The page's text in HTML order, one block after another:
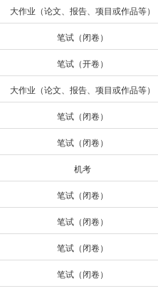
大作业（论文、报告、项目或作品等）
笔试（闭卷）
笔试（开卷）
大作业（论文、报告、项目或作品等）
笔试（闭卷）
笔试（闭卷）
机考
笔试（闭卷）
笔试（闭卷）
笔试（闭卷）
笔试（闭卷）